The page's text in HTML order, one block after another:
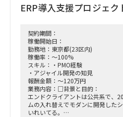
・効率化、コスト削減支援
モジュール化や維持コスト、廃棄
ERP導入支援プロジェク
契約期間：
稼働開始日：
勤務地：東京都(23区内)
稼働率：～100%
スキル：・PMO経験
・アジャイル開発の知見
報酬金額：～120万円
業務内容：□背景と目的：
エンドクライアントは公共系で、
ムの入れ替えでモダンに開発した
いれいてる。